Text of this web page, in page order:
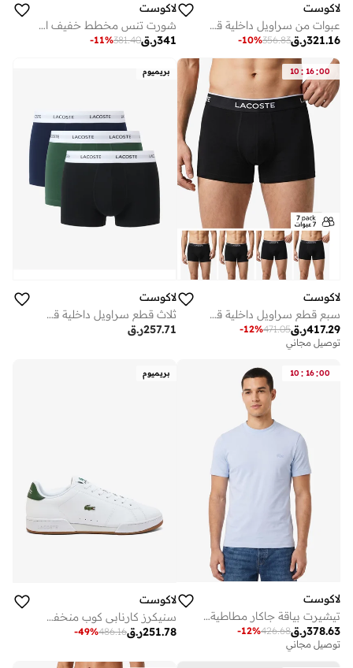
لاكوست
عبوات من سراويل داخلية قطنية مريحة
ر.ق321.16
356.83
-10%
لاكوست
شورت تنس مخطط خفيف الوزن بألوان متداخلة
ر.ق341
381.40
-11%
10 : 16:00
لاكوست
سبع قطع سراويل داخلية قطنية مطاطية
ر.ق417.29
471.05
-12%
توصيل مجاني
بريميوم
لاكوست
ثلاث قطع سراويل داخلية قطنية مطاطية
ر.ق257.71
10 : 16:00
لاكوست
تيشيرت بياقة جاكار مطاطية بقصة عادية
ر.ق378.63
426.68
-12%
توصيل مجاني
بريميوم
لاكوست
سنيكرز كارنابي كوب منخفضة
ر.ق251.78
486.16
-49%